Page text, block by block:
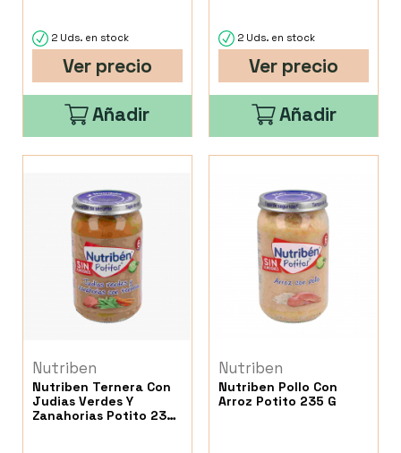
2 Uds. en stock
Ver precio
Añadir
2 Uds. en stock
Ver precio
Añadir
Nutriben
Nutriben Ternera Con
Judias Verdes Y
Zanahorias Potito 235
Nutriben
Nutriben Pollo Con
Arroz Potito 235 G